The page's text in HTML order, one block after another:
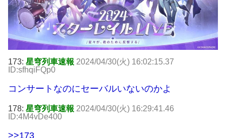
173: 星穹列車速報 2024/04/30(火) 16:02:15.37
ID:sfhqiFQp0
コンサートなのにセーバルいないのかよ
178: 星穹列車速報 2024/04/30(火) 16:29:41.46
ID:4M4vDe400
>>173